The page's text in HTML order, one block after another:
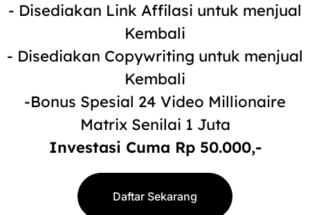
- Disediakan Link Affilasi untuk menjual
Kembali
- Disediakan Copywriting untuk menjual
Kembali
-Bonus Spesial 24 Video Millionaire
Matrix Senilai 1 Juta
Investasi Cuma Rp 50.000,-
Daftar Sekarang